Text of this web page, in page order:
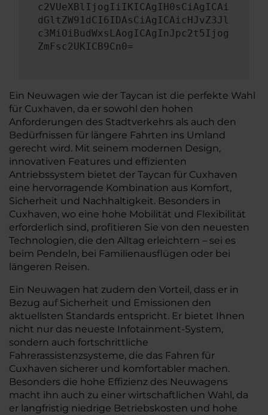
c2VUeXBlIjogIiIKICAgIH0sCiAgICAi
dGltZW91dCI6IDAsCiAgICAicHJvZ3Jl
c3MiOiBudWxsLAogICAgInJpc2t5Ijog
ZmFsc2UKICB9Cn0=
Ein Neuwagen wie der Taycan ist die perfekte Wahl
für Cuxhaven, da er sowohl den hohen
Anforderungen des Stadtverkehrs als auch den
Bedürfnissen für längere Fahrten ins Umland
gerecht wird. Mit seinem modernen Design,
innovativen Features und effizienten
Antriebssystem bietet der Taycan für Cuxhaven
eine hervorragende Kombination aus Komfort,
Sicherheit und Nachhaltigkeit. Besonders in
Cuxhaven, wo eine hohe Mobilität und Flexibilität
erforderlich sind, profitieren Sie von den neuesten
Technologien, die den Alltag erleichtern – sei es
beim Pendeln, bei Familienausflügen oder bei
längeren Reisen.
Ein Neuwagen hat zudem den Vorteil, dass er in
Bezug auf Sicherheit und Emissionen den
aktuellsten Standards entspricht. Er bietet Ihnen
nicht nur das neueste Infotainment-System,
sondern auch fortschrittliche
Fahrerassistenzsysteme, die das Fahren für
Cuxhaven sicherer und komfortabler machen.
Besonders die hohe Effizienz des Neuwagens
macht ihn auch zu einer wirtschaftlichen Wahl, da
er langfristig niedrige Betriebskosten und hohe